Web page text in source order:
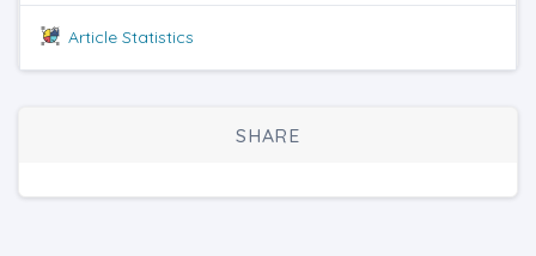
Article Statistics
SHARE